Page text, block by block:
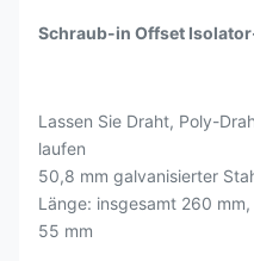
Schraub-in Offset
Lassen Sie Draht, Poly-
laufen
50,8 mm galvanisierter
Länge: insgesamt 260
55 mm